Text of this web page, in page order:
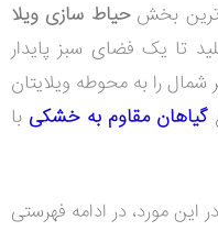
بخشحیاط سازی ویلا
تا یک فضای سبز پایدار
را به محوطه ویلایتان
گیاهان مقاوم به خشکی با
این مورد، در ادامه فهرستی